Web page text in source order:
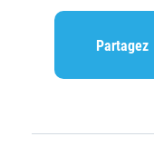
Partagez